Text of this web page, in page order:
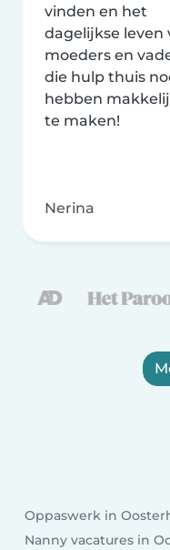
vinden en het
dagelijkse leven
moeders en
die hulp thuis
hebben
te maken!
Nerina
Oppaswerk in
Nanny vacatures in